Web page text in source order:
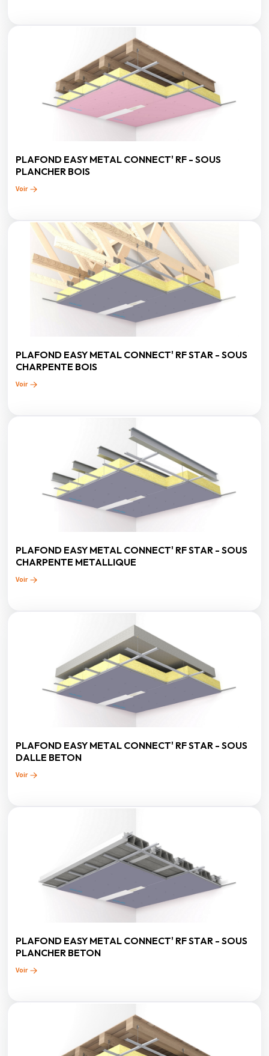
PLAFOND EASY METAL CONNECT' RF - SOUS
PLANCHER BOIS
Voir
PLAFOND EASY METAL CONNECT' RF STAR - SOUS
CHARPENTE BOIS
Voir
PLAFOND EASY METAL CONNECT' RF STAR - SOUS
CHARPENTE METALLIQUE
Voir
PLAFOND EASY METAL CONNECT' RF STAR - SOUS
DALLE BETON
Voir
PLAFOND EASY METAL CONNECT' RF STAR - SOUS
PLANCHER BETON
Voir